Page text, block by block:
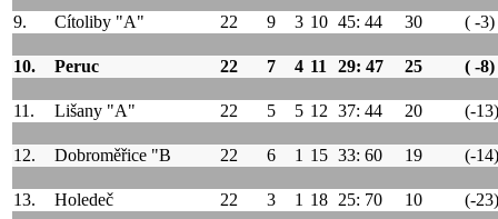
9. Cítoliby "A" 22 9 3 10 45: 44 30 ( -3)
10. Peruc 22 7 4 11 29: 47 25 ( -8)
11. Lišany "A" 22 5 5 12 37: 44 20 (-13)
12. Dobroměřice "B 22 6 1 15 33: 60 19 (-14)
13. Holedeč 22 3 1 18 25: 70 10 (-23)